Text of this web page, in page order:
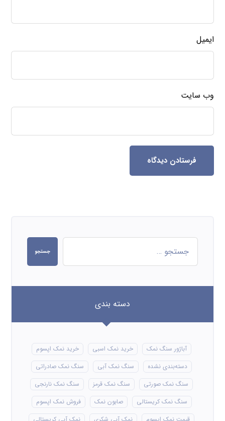
ایمیل
وب‌ سایت
فرستادن دیدگاه
جستجو
دسته بندی
آباژور سنگ نمک خرید نمک اسبی
خرید نمک اپسوم
دسته‌بندی نشده
سنگ نمک آبی
سنگ نمک صادراتی
سنگ نمک صورتی
سنگ نمک قرمز
سنگ نمک نارنجی
سنگ نمک کریستالی
صابون نمک
فروش نمک اپسوم